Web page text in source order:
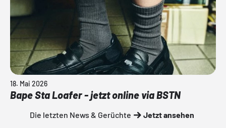
18. Mai 2026
Bape Sta Loafer - jetzt online via BSTN
Die letzten News & Gerüchte Jetzt ansehen